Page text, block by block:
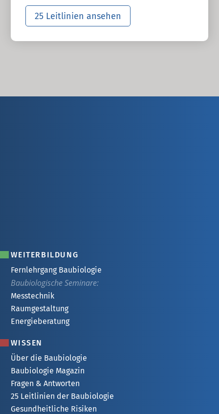
25 Leitlinien ansehen
WEITERBILDUNG
Fernlehrgang Baubiologie
Baubiologische Seminare:
Messtechnik
Raumgestaltung
Energieberatung
WISSEN
Über die Baubiologie
Baubiologie Magazin
Fragen & Antworten
25 Leitlinien der Baubiologie
Gesundheitliche Risiken